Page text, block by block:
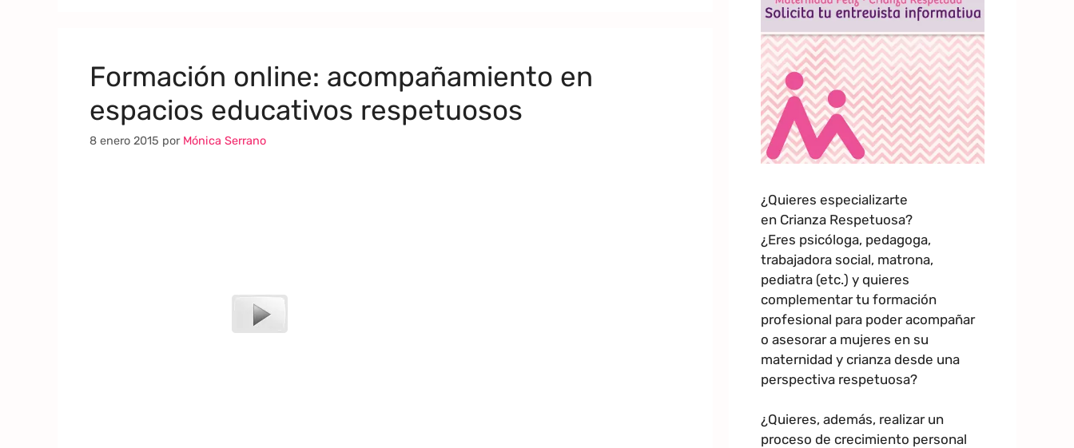
Formación online: acompañamiento en
espacios educativos respetuosos
8 enero 2015 por Mónica Serrano
¿Quieres especializarte
en Crianza Respetuosa?
¿Eres psicóloga, pedagoga,
trabajadora social, matrona,
pediatra (etc.) y quieres
complementar tu formación
profesional para poder acompañar
o asesorar a mujeres en su
maternidad y crianza desde una
perspectiva respetuosa?
¿Quieres, además, realizar un
proceso de crecimiento personal